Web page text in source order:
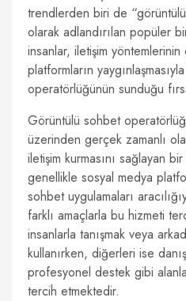
trendlerden biri de
olarak adlandırılan popüler
insanlar, iletişim
platformların
operatörlüğünün sunduğu
Görüntülü sohbet
üzerinden gerçek zamanlı
iletişim kurmasını sağlayan
genellikle sosyal medya
sohbet uygulamaları
farklı amaçlarla bu hizmeti
insanlarla tanışmak veya
kullanırken, diğerleri ise
profesyonel destek gibi
tercih etmektedir.